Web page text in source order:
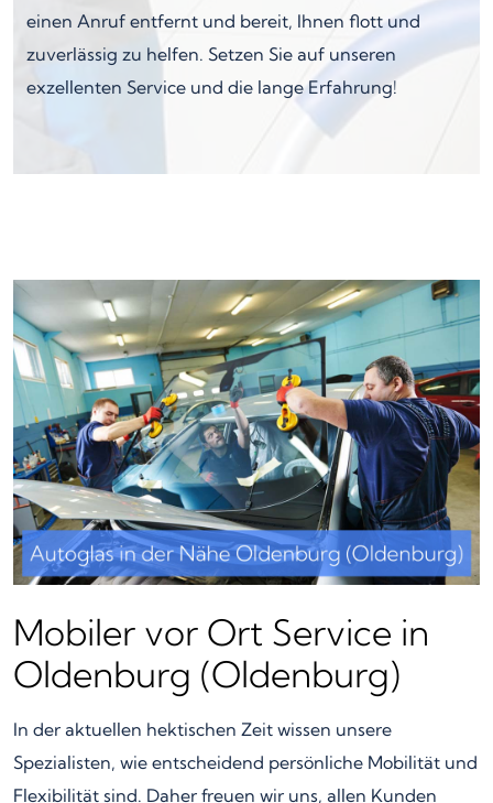
einen Anruf entfernt und bereit, Ihnen flott und
zuverlässig zu helfen. Setzen Sie auf unseren
exzellenten Service und die lange Erfahrung!
Mobiler vor Ort Service in
Oldenburg (Oldenburg)
In der aktuellen hektischen Zeit wissen unsere
Spezialisten, wie entscheidend persönliche Mobilität und
Flexibilität sind. Daher freuen wir uns, allen Kunden